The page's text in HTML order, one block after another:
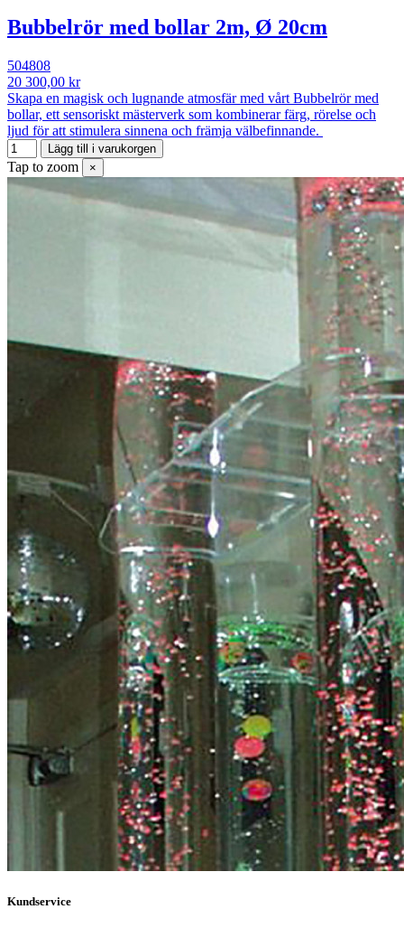
Bubbelrör med bollar 2m, Ø 20cm
504808
20 300,00 kr
Skapa en magisk och lugnande atmosfär med vårt Bubbelrör med
bollar, ett sensoriskt mästerverk som kombinerar färg, rörelse och
ljud för att stimulera sinnena och främja välbefinnande.
Lägg till i varukorgen
Tap to zoom ×
Kundservice